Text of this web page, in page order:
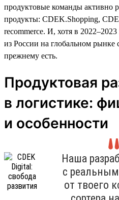
продуктовые команды активно
продукты: CDEK.Shopping,
recommerce. И, хотя в
из России на глобальном
прежнему есть.
Продуктовая
в логистике:
и особенности
Наша
с
от твоего